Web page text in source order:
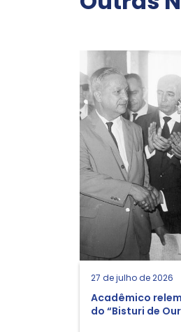
27 de julho de 2026
Acadêmico
do “Bisturi de